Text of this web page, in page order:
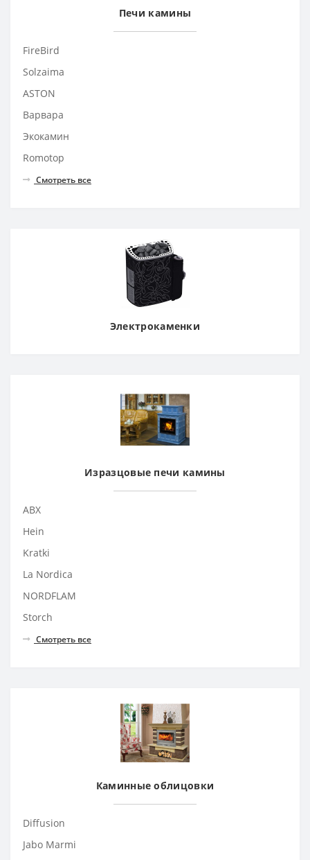
Печи камины
FireBird
Solzaima
ASTON
Варвара
Экокамин
Romotop
Смотреть все
Электрокаменки
Изразцовые печи камины
ABX
Hein
Kratki
La Nordica
NORDFLAM
Storch
Смотреть все
Каминные облицовки
Diffusion
Jabo Marmi